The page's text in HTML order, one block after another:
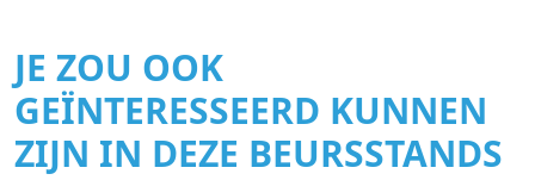
JE ZOU OOK
GEÏNTERESSEERD KUNNEN
ZIJN IN DEZE BEURSSTANDS